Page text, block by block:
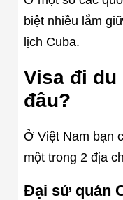
biệt nhiều lắm
lịch Cuba.
Visa đi
đâu?
Ở Việt Nam bạn
một trong 2 địa
Đại sứ quán